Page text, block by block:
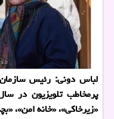
لباس دونی: رئیس
«زیرخاکی»، «خانه امن»، «بچه مهندس3» و